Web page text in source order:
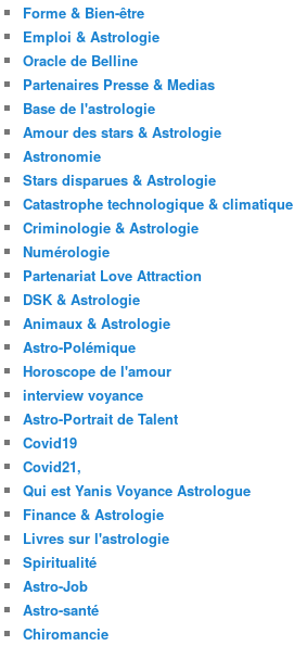
Forme & Bien-être
Emploi & Astrologie
Oracle de Belline
Partenaires Presse & Medias
Base de l'astrologie
Amour des stars & Astrologie
Astronomie
Stars disparues & Astrologie
Catastrophe technologique & climatique
Criminologie & Astrologie
Numérologie
Partenariat Love Attraction
DSK & Astrologie
Animaux & Astrologie
Astro-Polémique
Horoscope de l'amour
interview voyance
Astro-Portrait de Talent
Covid19
Covid21,
Qui est Yanis Voyance Astrologue
Finance & Astrologie
Livres sur l'astrologie
Spiritualité
Astro-Job
Astro-santé
Chiromancie